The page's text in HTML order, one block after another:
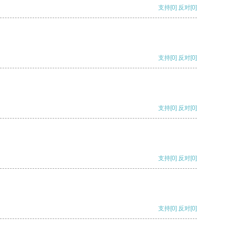
支持[0] 反对[0]
支持[0] 反对[0]
支持[0] 反对[0]
支持[0] 反对[0]
支持[0] 反对[0]